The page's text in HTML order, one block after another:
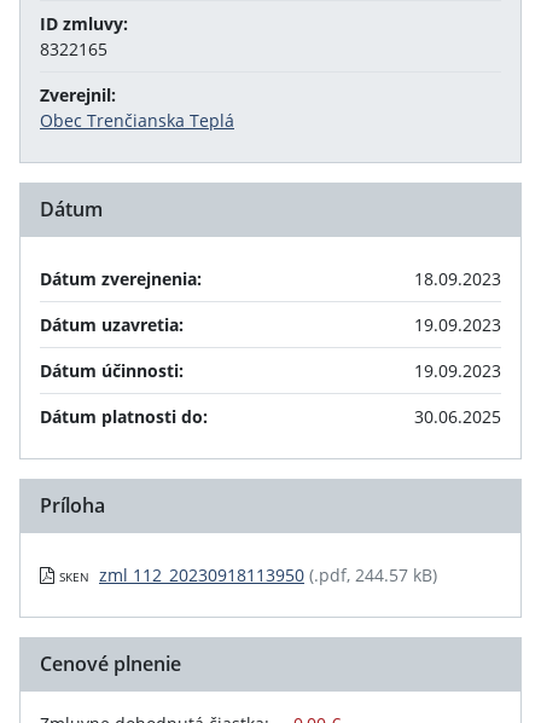
ID zmluvy:
8322165
Zverejnil:
Obec Trenčianska Teplá
Dátum
Dátum zverejnenia:
18.09.2023
Dátum uzavretia:
19.09.2023
Dátum účinnosti:
19.09.2023
Dátum platnosti do:
30.06.2025
Príloha
SKEN zml 112_20230918113950 (.pdf, 244.57 kB)
Cenové plnenie